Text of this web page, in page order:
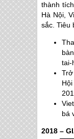
thành
Hà Nội,
sắc. Tiêu
tai-
bá
2018 –